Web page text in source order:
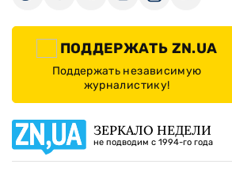
ПОДДЕРЖАТЬ ZN.UA
Поддержать независимую
журналистику!
ЗЕРКАЛО НЕДЕЛИ
не подводим с 1994-го года